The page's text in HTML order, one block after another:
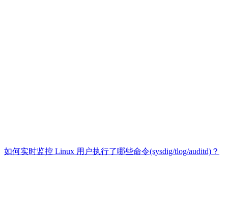
如何实时监控 Linux 用户执行了哪些命令(sysdig/tlog/auditd)？